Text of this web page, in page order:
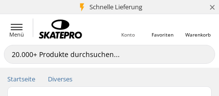
Schnelle Lieferung
5+ Mio. Kunden ×
Menü Warenkorb
Favoriten
Konto
Startseite Diverses